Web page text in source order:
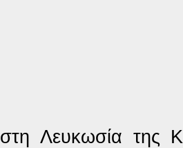
στη Λευκωσία της